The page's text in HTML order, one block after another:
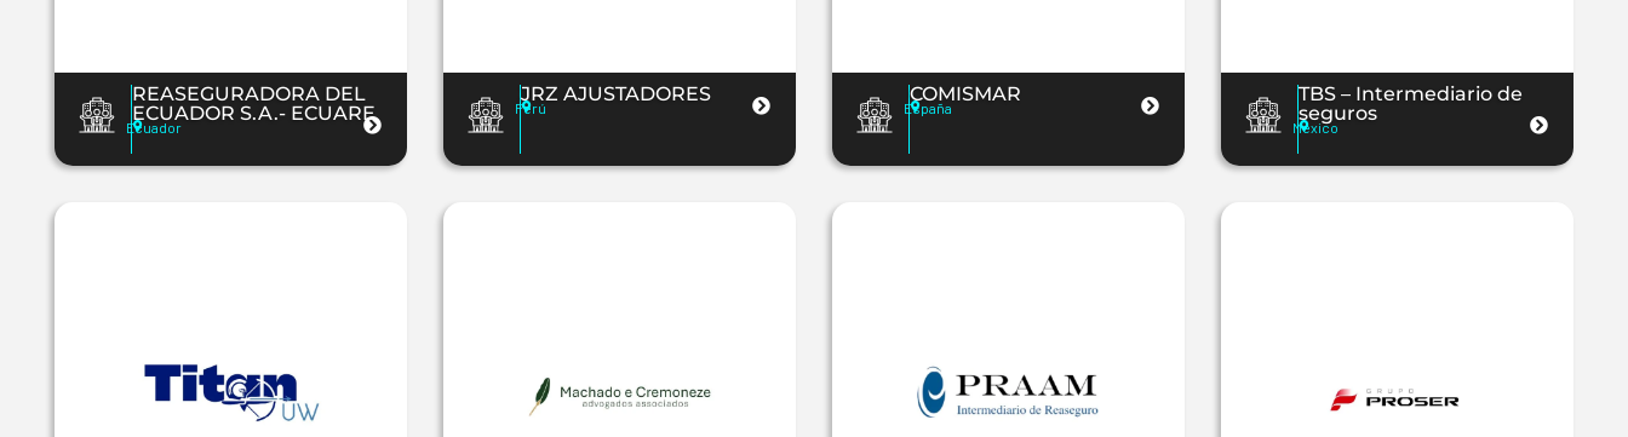
REASEGURADORA DEL
ECUADOR S.A.- ECUARE
Ecuador
JRZ AJUSTADORES
Perú
COMISMAR
España
TBS – Intermediario de
seguros
Mexico